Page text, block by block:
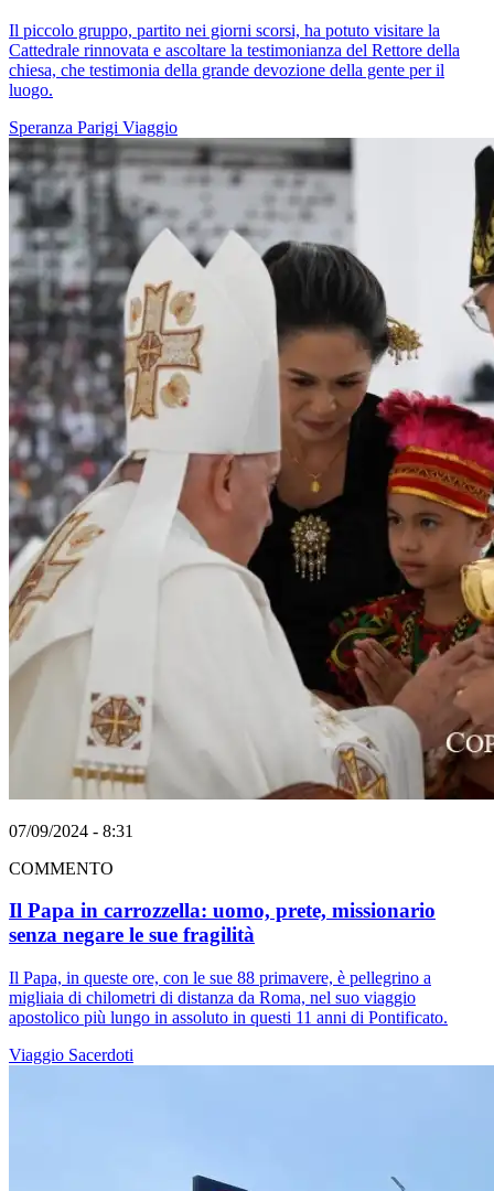
Il piccolo gruppo, partito nei giorni scorsi, ha potuto visitare la
Cattedrale rinnovata e ascoltare la testimonianza del Rettore della
chiesa, che testimonia della grande devozione della gente per il
luogo.
Speranza Parigi Viaggio
07/09/2024 - 8:31
COMMENTO
Il Papa in carrozzella: uomo, prete, missionario
senza negare le sue fragilità
Il Papa, in queste ore, con le sue 88 primavere, è pellegrino a
migliaia di chilometri di distanza da Roma, nel suo viaggio
apostolico più lungo in assoluto in questi 11 anni di Pontificato.
Viaggio Sacerdoti